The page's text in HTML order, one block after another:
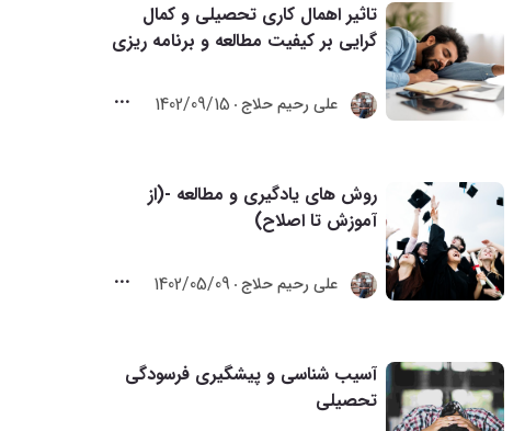
تاثیر اهمال کاری تحصیلی و کمال
گرایی بر کیفیت مطالعه و برنامه ریزی
علی رحیم حلاج 1402/09/15
روش های یادگیری و مطالعه -(از
آموزش تا اصلاح)
علی رحیم حلاج 1402/05/09
آسیب شناسی و پیشگیری فرسودگی
تحصیلی‌